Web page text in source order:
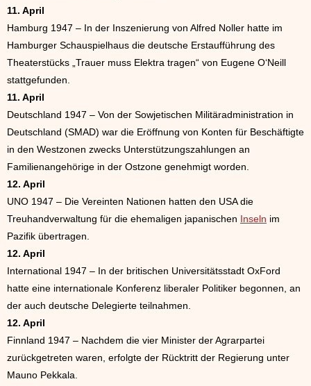
11. April
Hamburg 1947 – In der Inszenierung von Alfred Noller hatte im
Hamburger Schauspielhaus die deutsche Erstaufführung des
Theaterstücks „Trauer muss Elektra tragen“ von Eugene O‘Neill
stattgefunden.
11. April
Deutschland 1947 – Von der Sowjetischen Militäradministration in
Deutschland (SMAD) war die Eröffnung von Konten für Beschäftigte
in den Westzonen zwecks Unterstützungszahlungen an
Familienangehörige in der Ostzone genehmigt worden.
12. April
UNO 1947 – Die Vereinten Nationen hatten den USA die
Treuhandverwaltung für die ehemaligen japanischen Inseln im
Pazifik übertragen.
12. April
International 1947 – In der britischen Universitätsstadt OxFord
hatte eine internationale Konferenz liberaler Politiker begonnen, an
der auch deutsche Delegierte teilnahmen.
12. April
Finnland 1947 – Nachdem die vier Minister der Agrarpartei
zurückgetreten waren, erfolgte der Rücktritt der Regierung unter
Mauno Pekkala.